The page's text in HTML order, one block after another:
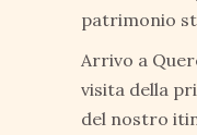
patrimonio
Arrivo a
visita della
del nostro